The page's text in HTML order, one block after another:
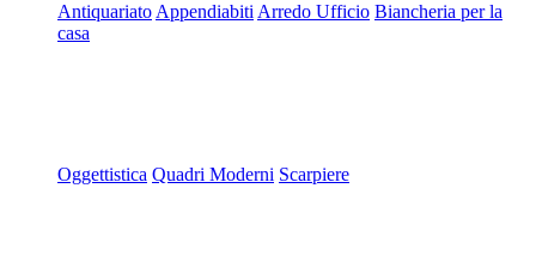
Antiquariato Appendiabiti Arredo Ufficio Biancheria per la
casa
Oggettistica Quadri Moderni Scarpiere